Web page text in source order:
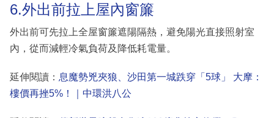
6.外出前拉上屋內窗簾
外出前可先拉上全屋窗簾遮陽隔熱，避免陽光直接照射室
內，從而減輕冷氣負荷及降低耗電量。
延伸閱讀： 息魔勢兇夾狼、沙田第一城跌穿「5球」 大摩：
樓價再挫5%！｜中環洪八公